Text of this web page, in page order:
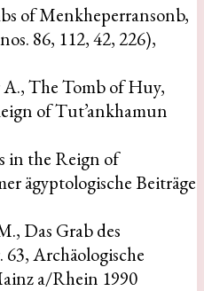
of Menkheperransonb,
86, 112, 42, 226),
A., The Tomb of Huy,
of Tut’ankhamun
in the Reign of
ägyptologische Beiträge
Das Grab des
Archäologische
a/Rhein 1990